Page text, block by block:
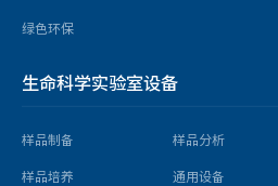
绿色环保
生命科学实验室设备
样品制备 样品分析
样品培养
通用设备